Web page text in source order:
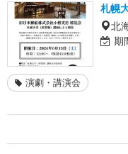
札幌
北
期
演劇・講演会